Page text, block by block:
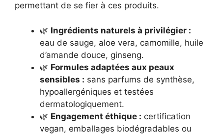
permettant de se fier à ces produits.
🌿 Ingrédients naturels à privilégier :
eau de sauge, aloe vera, camomille, huile
d’amande douce, ginseng.
🌿 Formules adaptées aux peaux
sensibles : sans parfums de synthèse,
hypoallergéniques et testées
dermatologiquement.
🌿 Engagement éthique : certification
vegan, emballages biodégradables ou